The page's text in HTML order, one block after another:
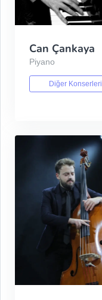
Can Çankaya
Piyano
Diğer Konserleri